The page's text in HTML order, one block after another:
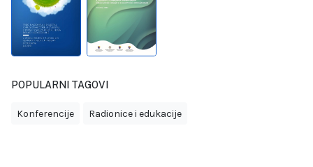
POPULARNI TAGOVI
Konferencije Radionice i edukacije